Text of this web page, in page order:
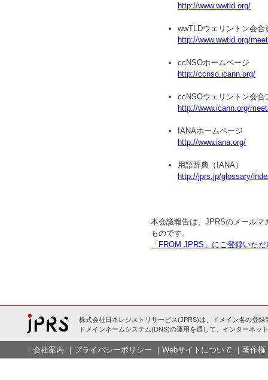
http://www.wwtld.org/
wwTLDウェリントン会合
http://www.wwtld.org/
ccNSOホームページ
http://ccnso.icann.org/
ccNSOウェリントン会
http://www.icann.org/
IANAホームページ
http://www.iana.org/
用語辞典（IANA）
http://jprs.jp/glossary/
本会議報告は、JPRSのメール
ものです。
「FROM JPRS」にご登録いた
株式会社日本レジストリサービス(JPRS)は、ドメイン名の登録
ドメインネームシステム(DNS)の運用を通して、インターネッ
｜ 会社案内 ｜ プライバシーポリシー ｜ Webサイトについて ｜ 著作権